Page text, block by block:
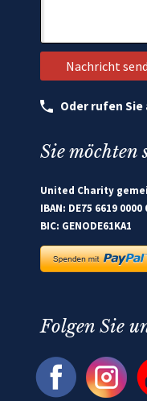
Oder rufen
Sie möchten
United Charity
IBAN: DE75 6619 0000
BIC: GENODE61KA1
Folgen Sie